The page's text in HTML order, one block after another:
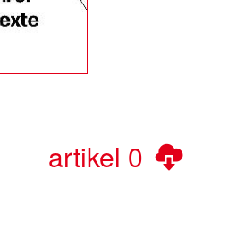
artikel 0